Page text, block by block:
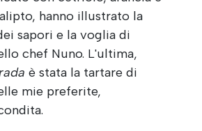
hanno illustrato la
sapori e la voglia di
chef Nuno. L'ultima,
è stata la tartare di
mie preferite,